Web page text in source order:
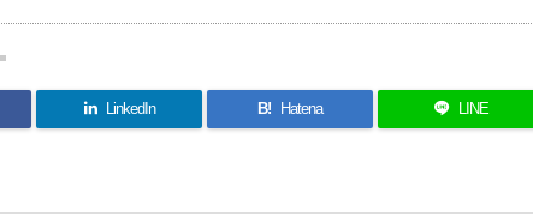
LinkedIn B! Hatena LINE